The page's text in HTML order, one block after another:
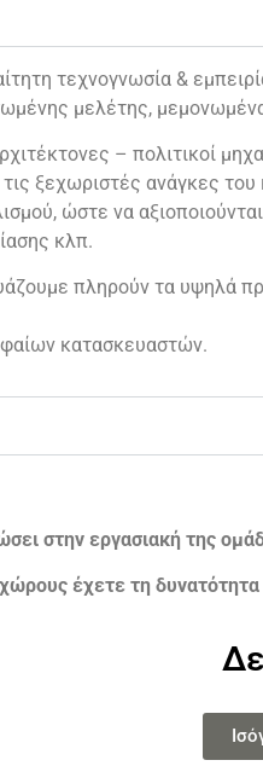
τεχνογνωσία &
μελέτης,
– πολιτικοί
ξεχωριστές ανάγκες
ώστε να
κλπ.
πληρούν τα υψηλά
κατασκευαστών.
στην εργασιακή της
έχετε τη